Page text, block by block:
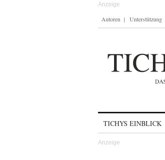
Autoren Unterstützung
TICHYS EINBLICK